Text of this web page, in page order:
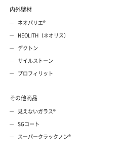
内外壁材
ネオパリエ®
NEOLITH（ネオリス）
デクトン
サイルストーン
プロフィリット
その他商品
見えないガラス®
SGコート
スーパークラックノン®